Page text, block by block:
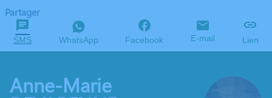
Partager
SMS WhatsApp Facebook E-mail Lien
Anne-Marie